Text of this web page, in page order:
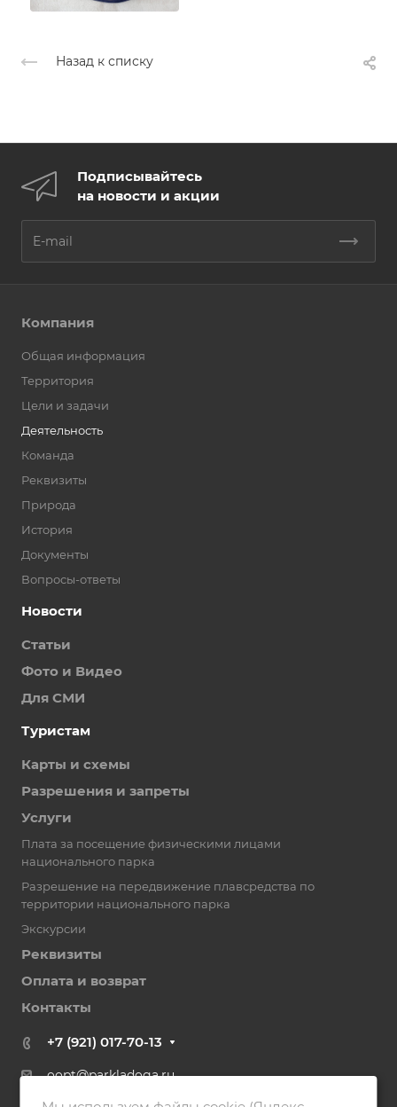
Назад к списку
Подписывайтесь
на новости и акции
Компания
Общая информация
Территория
Цели и задачи
Деятельность
Команда
Реквизиты
Природа
История
Документы
Вопросы-ответы
Новости
Статьи
Фото и Видео
Для СМИ
Туристам
Карты и схемы
Разрешения и запреты
Услуги
Плата за посещение физическими лицами
национального парка
Разрешение на передвижение плавсредства по
территории национального парка
Экскурсии
Реквизиты
Оплата и возврат
Контакты
+7 (921) 017-70-13
oopt@parkladoga.ru